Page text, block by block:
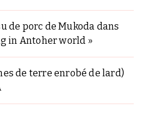
de porc de Mukoda dans
in Antoher world »
de terre enrobé de lard)